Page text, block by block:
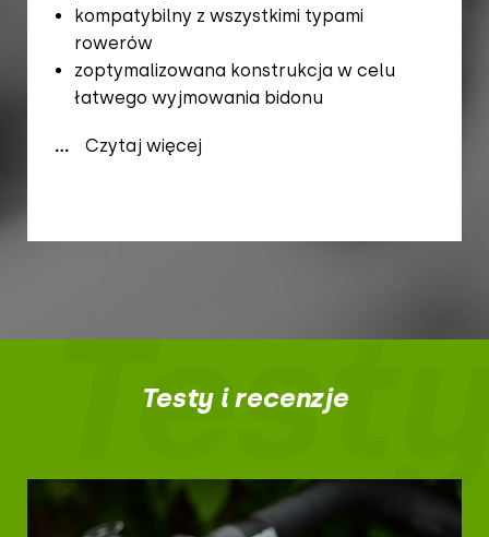
kompatybilny z wszystkimi typami
rowerów
zoptymalizowana konstrukcja w celu
łatwego wyjmowania bidonu
... Czytaj więcej
Testy
Testy i recenzje